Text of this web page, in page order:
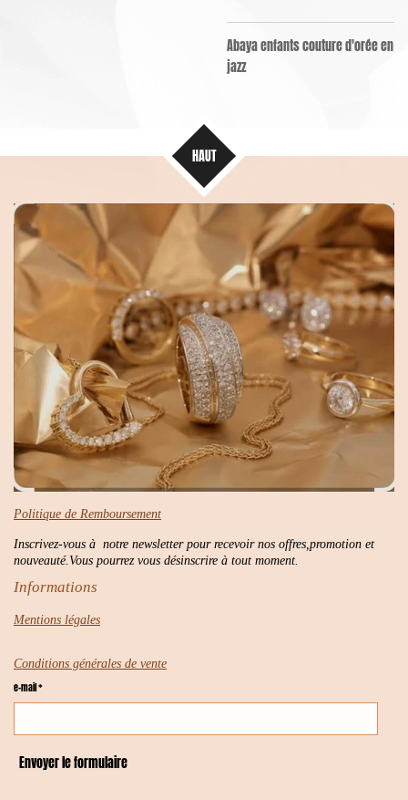
Abaya enfants couture d'orée en
jazz
HAUT
Politique de Remboursement
Inscrivez-vous à notre newsletter pour recevoir nos offres,promotion et
nouveauté.Vous pourrez vous désinscrire à tout moment.
Informations
Mentions légales
Conditions générales de vente
e-mail *
Envoyer le formulaire